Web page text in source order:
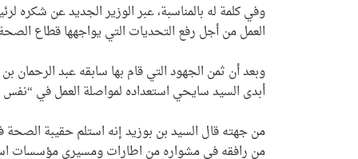
وفي كلمة له بالمناسبة، عبر الوزير الجديد عن
العمل من أجل رفع التحديات التي يواجهها قطاع
وبعد أن ثمن الجهود التي قام بها سابقه عبد الرحمان
أبدى السيد سايحي استعداده لمواصلة العمل في
من جهته قال السيد بن بوزيد إنه استلم حقيبة
من رافقه في مشواره من اطارات ومسيري مؤسسات